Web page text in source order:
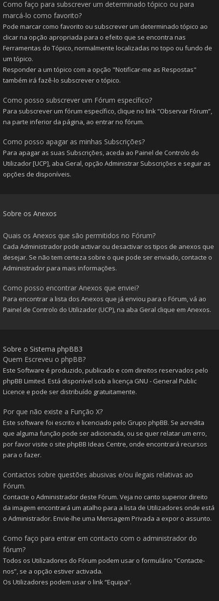
Como faço para subscrever um determinado tópico ou para
marcá-lo como favorito?
Pode marcar como favorito ou subscrever um determinado tópico ao
clicar na opção apropriada para o efeito que se encontra nas
Ferramentas do Tópico, normalmente localizadas no topo ou fundo de
um tópico.
Responder a um tópico com a opção "Notificar-me as Respostas"
também irá fazê-lo subscrever o tópico.
Como posso subscrever um Fórum específico?
Para subscrever um fórum específico, clique no link “Observar Fórum”,
na parte inferior da página, ao entrar no fórum.
Como posso apagar as minhas Subscrições?
Para apagar as suas Subscrições, aceda ao Painel de Controlo do
Utilizador [UCP], aba Geral, opção Administrar Subscrições e seguir as
opções de disponíveis.
Sobre os Anexos
Quais os Anexos que são permitidos no Fórum?
Cada Administrador pode activar ou desactivar os tipos de anexos que
desejar. Se não tem certeza sobre o que pode ser enviado, contacte o
Administrador para mais informações.
Como posso encontrar Anexos que enviei?
Para encontrar a lista dos Anexos que já enviou para o Fórum, vá ao
Painel de Controlo do Utilizador (UCP), na aba Geral clique em Anexos.
Sobre o Sistema phpBB3
Quem Escreveu o phpBB?
Este Software é produzido, publicado e com direitos reservados pelo
phpBB Limited. Está disponível sob a licença GNU - General Public
Licence e pode ser distribuído gratuitamente.
Por que não existe a Função X?
Este software foi escrito e licenciado pelo Grupo phpBB. Se acredita
que alguma função pode ser adicionada, ou se quer relatar um erro,
por favor visite o site phpBB Ideas Centre, onde encontrará recursos
para o fazer.
Contactos sobre questões abusivas e/ou ilegais relativas ao
Fórum.
Contacte o Administrador deste Fórum. Veja no canto superior direito
da imagem encontrará um atalho para a lista de Utilizadores onde está
o Administrador. Envie-lhe uma Mensagem Privada a expor o assunto.
Como faço para entrar em contacto com o administrador do
fórum?
Todos os Utilizadores do Fórum podem usar o formulário “Contacte-
nos”, se a opção estiver activada.
Os Utilizadores podem usar o link “Equipa”.